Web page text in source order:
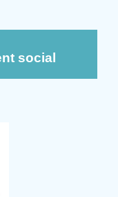
social